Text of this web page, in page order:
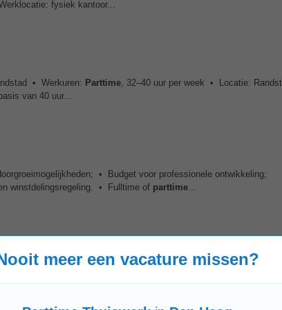
fysiek kantoor...
• Werkuren: Parttime, 32–40 uur per week • Locatie:
van 40 uur...
• Budget voor professionele ontwikkeling;
winstdelingsregeling. • Fulltime of parttime...
op basis van een fulltime werkweek van 36 uur. 25
50% op kantoor en 50...
meer een vacature missen?